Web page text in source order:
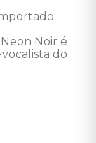
Noir é
do